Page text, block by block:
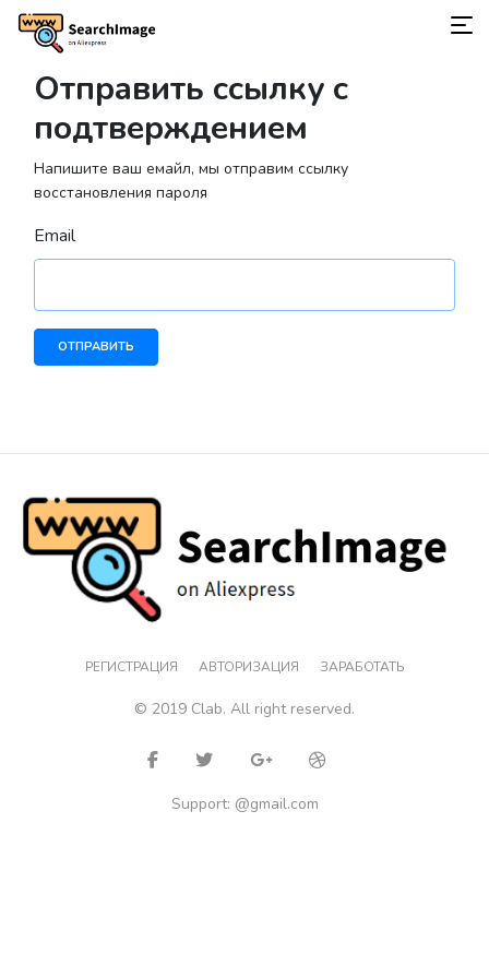
Отправить ссылку с
подтверждением
Напишите ваш емайл, мы отправим ссылку
восстановления пароля
Email
ОТПРАВИТЬ
РЕГИСТРАЦИЯ АВТОРИЗАЦИЯ ЗАРАБОТАТЬ
© 2019 Clab. All right reserved.
Support: @gmail.com